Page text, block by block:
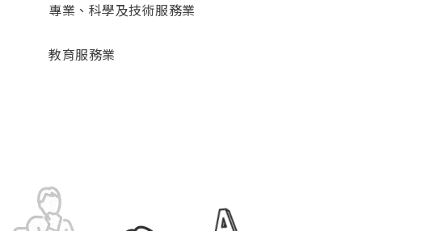
專業、科學及技術服務業
教育服務業